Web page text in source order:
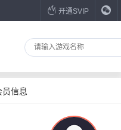
开通SVIP
员信息